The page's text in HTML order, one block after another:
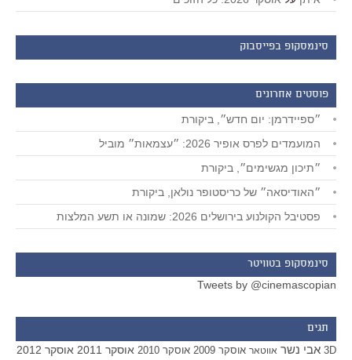
סינמסקופ בפייסבוק
פוסטים אחרונים
״ספיידרמן: יום חדש״, ביקורת
המועמדים לפרס אופיר 2026: ״עצמאות״ מוביל
״תיכון מגשימים״, ביקורת
״האודיסאה״ של כריסטופר נולאן, ביקורת
פסטיבל הקולנוע בירושלים 2026: שמונה או תשע המלצות
סינמסקופ בטוויטר
Tweets by @cinemascopian
תגים
3D אבי נשר אווטאר אוסקר 2009 אוסקר 2010 אוסקר 2011 אוסקר 2012